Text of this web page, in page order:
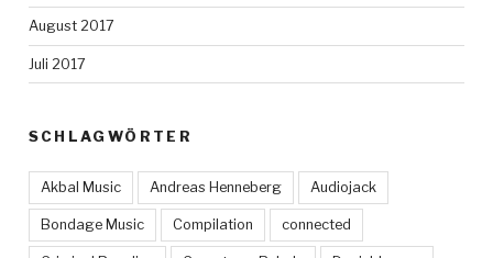
August 2017
Juli 2017
SCHLAGWÖRTER
Akbal Music Andreas Henneberg Audiojack
Bondage Music Compilation connected